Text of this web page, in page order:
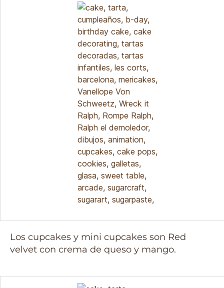
Los cupcakes y mini cupcakes son Red
velvet con crema de queso y mango.